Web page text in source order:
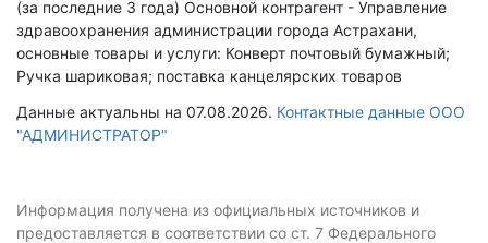
(за последние 3 года) Основной контрагент - Управление
здравоохранения администрации города Астрахани,
основные товары и услуги: Конверт почтовый бумажный;
Ручка шариковая; поставка канцелярских товаров
Данные актуальны на 07.08.2026. Контактные данные ООО
"АДМИНИСТРАТОР"
Информация получена из официальных источников и
предоставляется в соответствии со ст. 7 Федерального